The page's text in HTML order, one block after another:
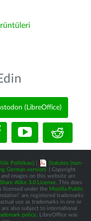
(LibreOffice)
Politikası)
Statutes (non-
German version)
| Copyright
images on this website are
Alike 3.0 License. This does
licensed under the Mozilla Public
are registered trademarks
use as trademarks in one or
also subject to international
policy. LibreOffice was